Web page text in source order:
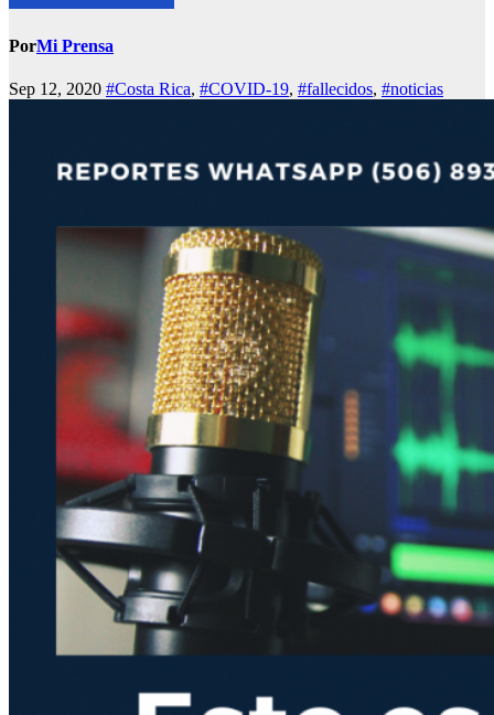
PorMi Prensa
Sep 12, 2020 #Costa Rica, #COVID-19, #fallecidos, #noticias